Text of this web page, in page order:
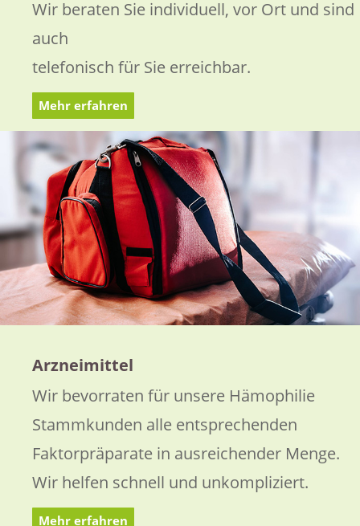
Wir beraten Sie individuell, vor Ort und sind
auch
telefonisch für Sie erreichbar.
Mehr erfahren
Arzneimittel
Wir bevorraten für unsere Hämophilie
Stammkunden alle entsprechenden
Faktorpräparate in ausreichender Menge.
Wir helfen schnell und unkompliziert.
Mehr erfahren